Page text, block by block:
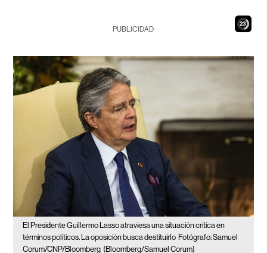
22
PUBLICIDAD
El Presidente Guillermo Lasso atraviesa una situación crítica en
términos políticos. La oposición busca destituirlo Fotógrafo: Samuel
Corum/CNP/Bloomberg (Bloomberg/Samuel Corum)